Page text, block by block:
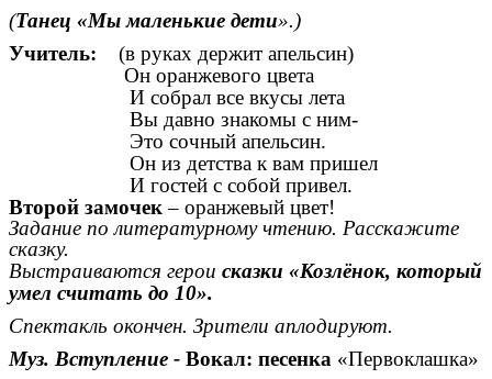
(Танец «Мы маленькие дети».)
Учитель: (в руках держит апельсин)
Он оранжевого цвета
И собрал все вкусы лета
Вы давно знакомы с ним-
Это сочный апельсин.
Он из детства к вам пришел
И гостей с собой привел.
Второй замочек– оранжевый цвет!
Задание по литературному чтению. Расскажите
сказку.
Выстраиваются герои сказки «Козлёнок, который
умел считать до 10».
Спектакль окончен. Зрители аплодируют.
Муз. Вступление - Вокал: песенка «Первоклашка»